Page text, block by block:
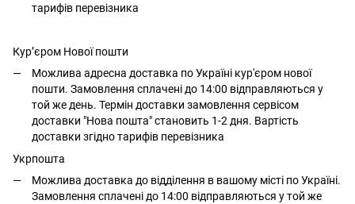
тарифів перевізника
Кур’єром Нової пошти
Можлива адресна доставка по Україні кур'єром нової
пошти. Замовлення сплачені до 14:00 відправляються у
той же день. Термін доставки замовлення сервісом
доставки "Нова пошта" становить 1-2 дня. Вартість
доставки згідно тарифів перевізника
Укрпошта
Можлива доставка до відділення в вашому місті по Україні.
Замовлення сплачені до 14:00 відправляються у той же